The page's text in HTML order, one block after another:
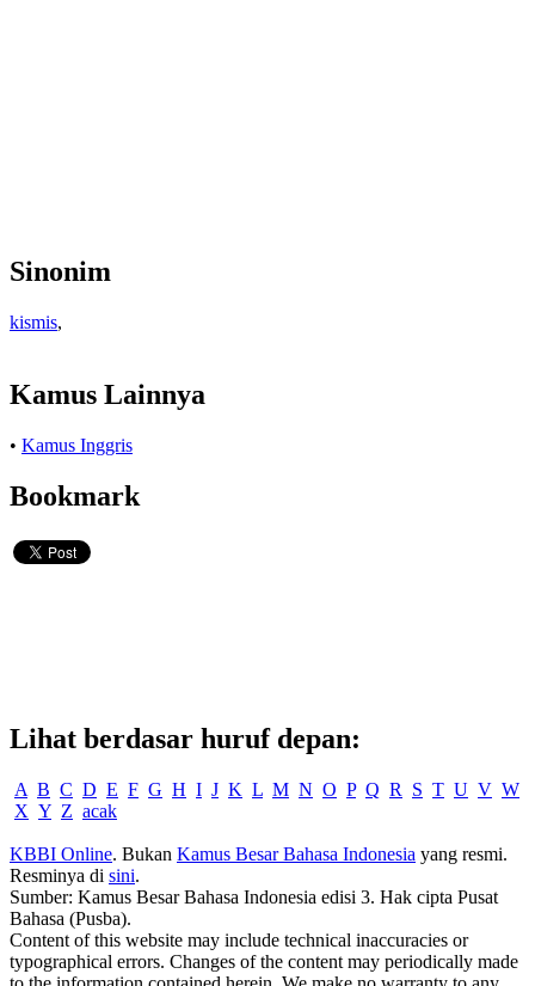
Sinonim
kismis,
Kamus Lainnya
• Kamus Inggris
Bookmark
Lihat berdasar huruf depan:
A B C D E F G H I J K L M N O P Q R S T U V W
X Y Z acak
KBBI Online. Bukan Kamus Besar Bahasa Indonesia yang resmi.
Resminya di sini.
Sumber: Kamus Besar Bahasa Indonesia edisi 3. Hak cipta Pusat
Bahasa (Pusba).
Content of this website may include technical inaccuracies or
typographical errors. Changes of the content may periodically made